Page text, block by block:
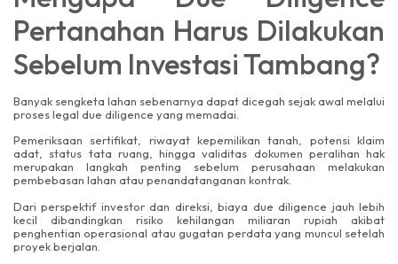
Pertanahan Harus Dilakukan
Sebelum Investasi Tambang?
Banyak sengketa lahan sebenarnya dapat dicegah sejak awal melalui
proses legal due diligence yang memadai.
Pemeriksaan sertifikat, riwayat kepemilikan tanah, potensi klaim
adat, status tata ruang, hingga validitas dokumen peralihan hak
merupakan langkah penting sebelum perusahaan melakukan
pembebasan lahan atau penandatanganan kontrak.
Dari perspektif investor dan direksi, biaya due diligence jauh lebih
kecil dibandingkan risiko kehilangan miliaran rupiah akibat
penghentian operasional atau gugatan perdata yang muncul setelah
proyek berjalan.